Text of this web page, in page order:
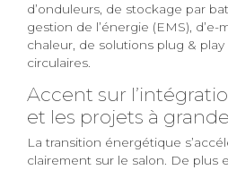
d’onduleurs, de stockage par
gestion de l’énergie (EMS),
chaleur, de solutions plug & play
circulaires.
Accent sur
et les projets à
La transition énergétique
clairement sur le salon. De plus